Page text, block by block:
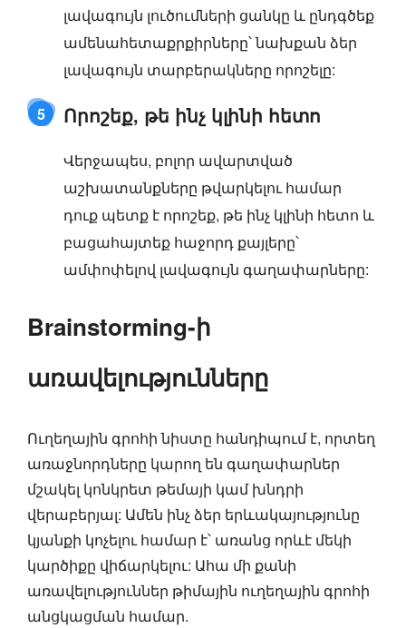
լավագույն լուծումների ցանկը և ընդգծեք
ամենահետաքրքիրները՝ նախքան ձեր
լավագույն տարբերակները որոշելը:
5 Որոշեք, թե ինչ կլինի հետո
Վերջապես, բոլոր ավարտված
աշխատանքները թվարկելու համար
դուք պետք է որոշեք, թե ինչ կլինի հետո և
բացահայտեք հաջորդ քայլերը՝
ամփոփելով լավագույն գաղափարները:
Brainstorming-ի
առավելությունները
Ուղեղային գրոհի նիստը հանդիպում է, որտեղ
առաջնորդները կարող են գաղափարներ
մշակել կոնկրետ թեմայի կամ խնդրի
վերաբերյալ: Ամեն ինչ ձեր երևակայությունը
կյանքի կոչելու համար է՝ առանց որևէ մեկի
կարծիքը վիճարկելու: Ահա մի քանի
առավելություններ թիմային ուղեղային գրոհի
անցկացման համար.